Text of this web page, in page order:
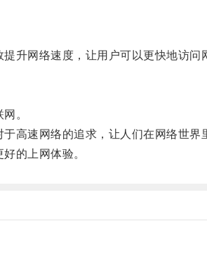
网络速度，让用户可以更快地访问
。
速网络的追求，让人们在网络世界
的上网体验。